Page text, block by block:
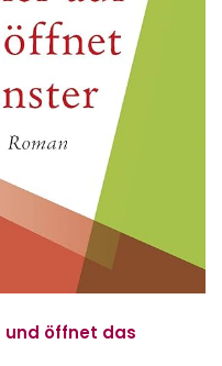
und öffnet das